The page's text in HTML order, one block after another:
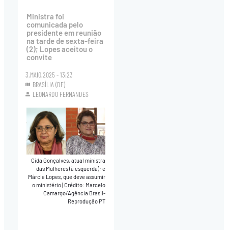
Ministra foi
comunicada pelo
presidente em reunião
na tarde de sexta-feira
(2); Lopes aceitou o
convite
3.MAIO.2025 - 13:23
BRASÍLIA (DF)
LEONARDO FERNANDES
Cida Gonçalves, atual ministra
das Mulheres (à esquerda); e
Márcia Lopes, que deve assumir
o ministério|Crédito: Marcelo
Camargo/Agência Brasil-
Reprodução PT